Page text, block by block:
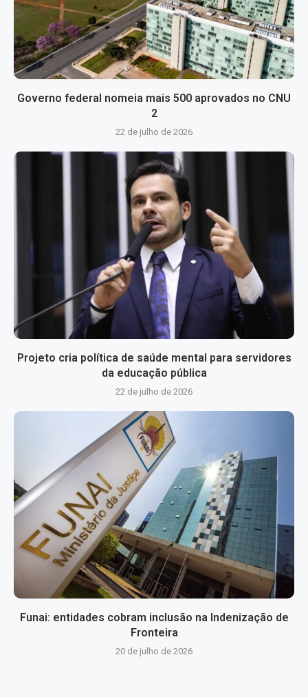
Governo federal nomeia mais 500 aprovados no CNU
2
22 de julho de 2026
Projeto cria política de saúde mental para servidores
da educação pública
22 de julho de 2026
Funai: entidades cobram inclusão na Indenização de
Fronteira
20 de julho de 2026